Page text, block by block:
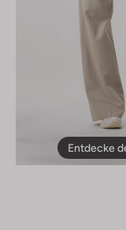
Entdecke